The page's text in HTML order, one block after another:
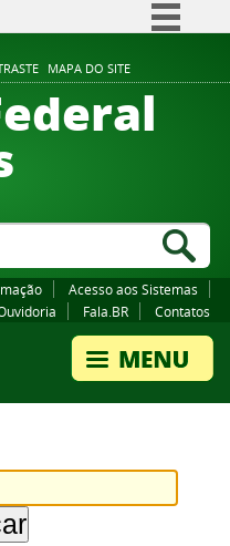
MAPA DO SITE
Comunica BR
Participe
Canais
Acesso aos Sistemas
Fala.BR Contatos